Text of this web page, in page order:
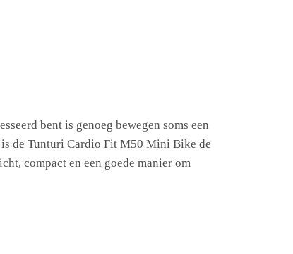
bent is genoeg bewegen soms een
de Tunturi Cardio Fit M50 Mini Bike de
compact en een goede manier om